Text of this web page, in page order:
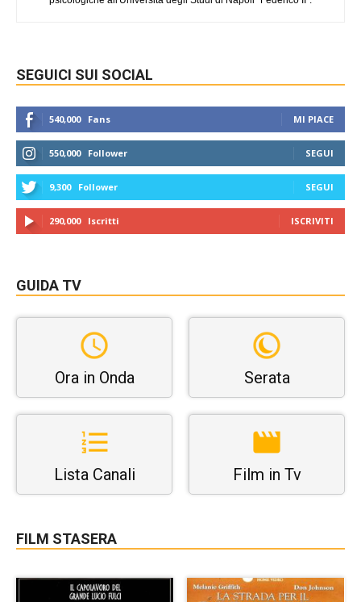
SEGUICI SUI SOCIAL
540,000 Fans MI PIACE
550,000 Follower SEGUI
9,300 Follower SEGUI
290,000 Iscritti ISCRIVITI
GUIDA TV
Ora in Onda Serata
Lista Canali Film in Tv
FILM STASERA